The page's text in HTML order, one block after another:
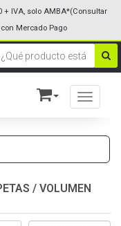
Toggle
+ IVA, solo AMBA*(Consultar
Mercado Pago
/ VOLUMEN